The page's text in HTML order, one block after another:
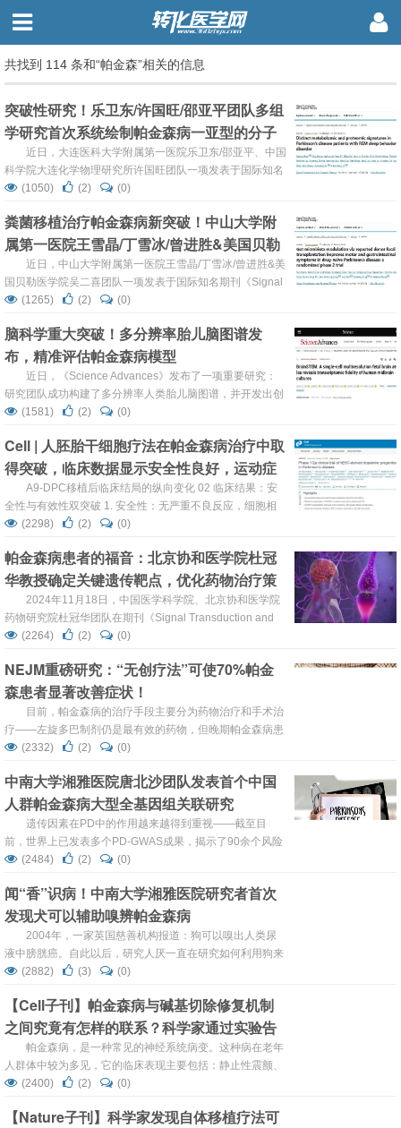
共找到 114 条和“帕金森”相关的信息
突破性研究！乐卫东/许国旺/邵亚平团队多组
学研究首次系统绘制帕金森病一亚型的分子
图谱，揭示其独特代谢与免疫特征
近日，大连医科大学附属第一医院乐卫东/邵亚平、中国
科学院大连化学物理研究所许国旺团队一项发表于国际知名
期刊《Signal Transduction and Targeted Therapy》的突
首次系统描绘了伴快速眼动睡眠行为障碍的帕金森病
（RBD-PD）这一临床侵袭性亚型的独特分子图谱。研究揭
示了RBD-PD患者血液中显著富集源自肠道菌群...
(1050) (2) (0)
粪菌移植治疗帕金森病新突破！中山大学附
属第一医院王雪晶/丁雪冰/曾进胜&美国贝勒
医学院吴二喜团队证实同时改善运动与胃肠
症状
近日，中山大学附属第一医院王雪晶/丁雪冰/曾进胜&美
国贝勒医学院吴二喜团队一项发表于国际知名期刊《Signal
Transduction and Targeted Therapy》的二期临床试验为帕
物治疗的帕金森病患者中证实，通过重复进行健康供体的粪
菌移植，不仅能安全、有效地缓解患者的运动障碍，还能显
著改善其常见的便秘等胃肠道症状，并从微生...
(1265) (2) (0)
脑科学重大突破！多分辨率胎儿脑图谱发
布，精准评估帕金森病模型
近日，《Science Advances》发布了一项重要研究：
研究团队成功构建了多分辨率人类胎儿脑图谱，并开发出创
新性的BrainSTEM框架，为帕金森病研究和细胞治疗建立了
心问题：如何准确评估体外培养的中脑多巴胺能神经元与真
实脑细胞的相似度。 构建胎儿全脑单细胞图谱识别了不同神
经细胞类型的脑区特异性基因表达特...
(1581) (2) (0)
Cell | 人胚胎干细胞疗法在帕金森病治疗中取
得突破，临床数据显示安全性良好，运动症
状显著改善
A9-DPC移植后临床结局的纵向变化 02 临床结果：安
全性与有效性双突破 1. 安全性：无严重不良反应，细胞相
关风险为零 12个月随访中，32例不良事件（AE）均与A9-
能与免疫抑制有关（短暂高钾血症、新发糖尿病、无...
(2298) (2) (0)
帕金森病患者的福音：北京协和医学院杜冠
华教授确定关键遗传靶点，优化药物治疗策
略！2024年11月18日，中国医学科学院、北京协和医学院
药物研究院杜冠华团队在期刊《Signal Transduction and
Targeted Therapy》上发表了题为“Identifying genetic
optimizing pharmacological treat...
(2264) (2) (0)
NEJM重磅研究：“无创疗法”可使70%帕金
森患者显著改善症状！
目前，帕金森病的治疗手段主要分为药物治疗和手术治
疗——左旋多巴制剂仍是最有效的药物，但晚期帕金森病患
者长期服用左旋多巴类药物后会出现药效波动，即“开关”现
失、活动自如。手术方式一般是指对患者大脑苍白球内侧进
行破坏的毁损疗法。虽然该手术治疗方式能改善帕金森患者
震颤、僵直等症状，减少抗帕金森药物剂量和药物治疗引起
的副作用，但由于开放式的外科手...
(2332) (2) (0)
中南大学湘雅医院唐北沙团队发表首个中国
人群帕金森病大型全基因组关联研究
遗传因素在PD中的作用越来越得到重视——截至目
前，世界上已发表多个PD-GWAS成果，揭示了90余个风险
基因位点；但这些成果大多基于欧洲血统人群，对于人口众
仍不明确。 为系统解析中国PD人群的遗传因素特征，中南
大学湘雅医院神经内科、国家老年疾病临床医学研究中心
（湘雅医院）唐北沙教授牵头，联合众多国内外专家，构
建...
(2484) (2) (0)
闻“香”识病！中南大学湘雅医院研究者首次
发现犬可以辅助嗅辨帕金森病
2004年，一家英国慈善机构报道：狗可以嗅出人类尿
液中膀胱癌。自此以后，研究人厌一直在研究如何利用狗来
诊断其他癌症以及糖尿病、疟疾和 COVID-19 等疾病。例
时闻出气味，用犬嗅辨疾病正变得越来越普遍，越来越容易
被人们接受。 研究论述 鉴于帕金森病 (PD) 的复杂诊断标
准，非运动障碍专家迫切需要一项测试，来建立具...
(2882) (3) (0)
【Cell子刊】帕金森病与碱基切除修复机制
之间究竟有怎样的联系？科学家通过实验告
诉你答案
帕金森病，是一种常见的神经系统病变。这种病在老年
人群体中较为多见，它的临床表现主要包括：静止性震颤、
运动迟缓、肌强直、姿势步态障碍，同时患者可伴有抑郁、
病史、临床症状以及体征，一般的辅助检查多无异常改变，
(2400) (2) (0)
【Nature子刊】科学家发现自体移植疗法可